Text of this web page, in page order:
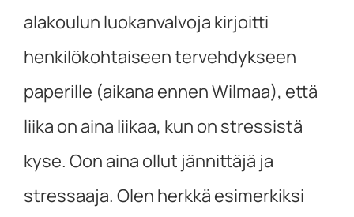
alakoulun luokanvalvoja kirjoitti
henkilökohtaiseen tervehdykseen
paperille (aikana ennen Wilmaa), että
liika on aina liikaa, kun on stressistä
kyse. Oon aina ollut jännittäjä ja
stressaaja. Olen herkkä esimerkiksi